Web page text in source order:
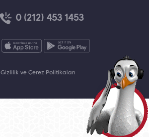
0 (212) 453 1453
Gizlilik ve Çerez Politikaları